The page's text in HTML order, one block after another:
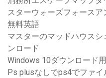
スターウォーズフォース
無料英語
マスターのマッドハウス
ンロード
Windows 10ダウンロード
Ps plusなしでps4でファ